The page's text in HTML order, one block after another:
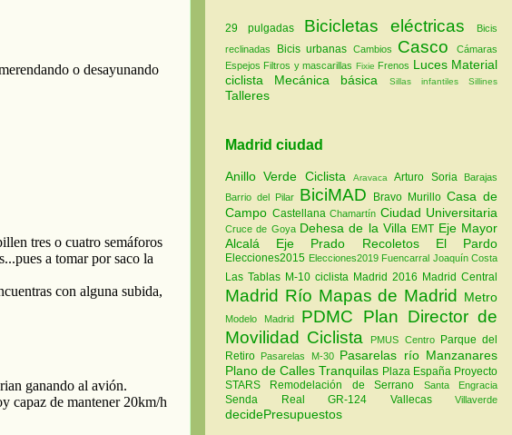
29 pulgadas Bicicletas eléctricas
Bicis
reclinadas
Bicis urbanas Cambios Casco
Cámaras
Espejos Filtros y mascarillas Fixie Frenos Luces Material
ciclista
Mecánica básica Sillas infantiles Sillines
Talleres
Madrid ciudad
Anillo Verde Ciclista AravacaArturo Soria
Barajas
Barrio del Pilar BiciMAD Bravo MurilloCasa de
Campo Castellana Chamartín Ciudad Universitaria
Cruce de Goya Dehesa de la Villa EMT Eje Mayor
Alcalá Eje Prado Recoletos El Pardo
Elecciones2015 Elecciones2019 Fuencarral Joaquín Costa
Las Tablas M-10 ciclista Madrid 2016 Madrid Central
Madrid Río Mapas de Madrid Metro
Modelo Madrid PDMC Plan Director de
Movilidad Ciclista
PMUS Centro Parque del
Retiro Pasarelas M-30 Pasarelas río Manzanares
Plano de Calles Tranquilas Plaza España Proyecto
STARS Remodelación de Serrano Santa Engracia
Senda Real GR-124 Vallecas Villaverde
decidePresupuestos